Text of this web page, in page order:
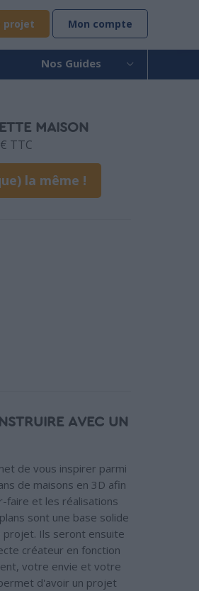
projet Mon compte
Nos Guides
MAISON
TTC
la même !
AVEC UN
de vous inspirer parmi
de maisons en 3D afin
faire et les réalisations
sont une base solide
Ils seront ensuite
créateur en fonction
votre envie et votre
d'avoir un projet